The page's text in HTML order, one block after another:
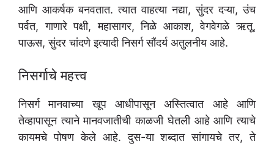
आणि आकर्षक बनवतात. त्यात वाहत्या नद्या, सुंदर दऱ्या, उंच
पर्वत, गाणारे पक्षी, महासागर, निळे आकाश, वेगवेगळे ऋतू,
पाऊस, सुंदर चांदणे इत्यादी निसर्ग सौंदर्य अतुलनीय आहे.
निसर्गाचे महत्त्व
निसर्ग मानवाच्या खूप आधीपासून अस्तित्वात आहे आणि
तेव्हापासून त्याने मानवजातीची काळजी घेतली आहे आणि त्याचे
कायमचे पोषण केले आहे. दुस-या शब्दात सांगायचे तर, ते